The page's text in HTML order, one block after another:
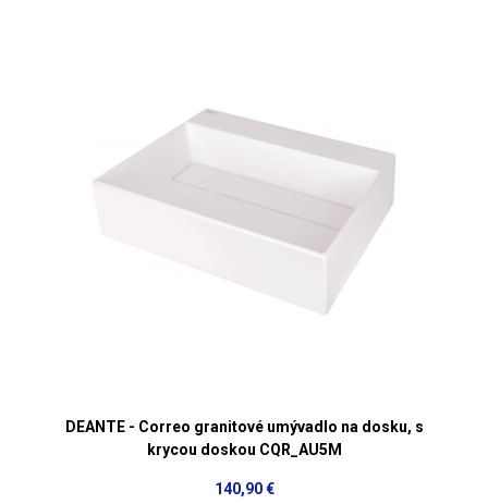
DEANTE - Correo granitové umývadlo na dosku, s
krycou doskou CQR_AU5M
140,90 €